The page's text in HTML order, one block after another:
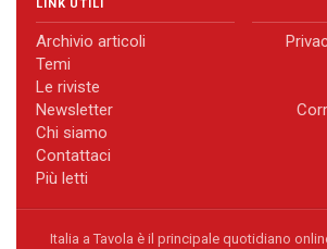
LINK UTILI
Archivio articoli
Temi
Le riviste
Newsletter
Chi siamo
Contattaci
Più letti
Italia a Tavola è il principale quotidiano